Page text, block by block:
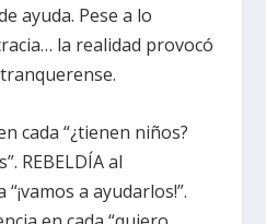
ayuda. Pese a lo
la realidad provocó
cada “¿tienen niños?
REBELDÍA al
a ayudarlos!”.